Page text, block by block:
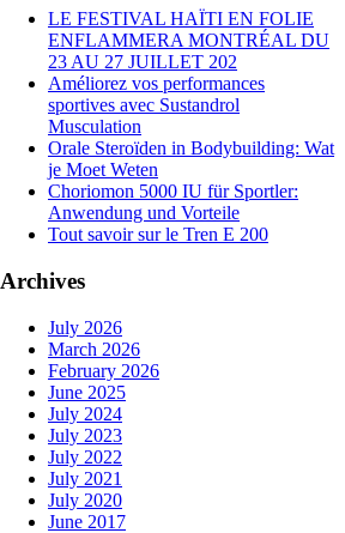
LE FESTIVAL HAÏTI EN FOLIE
ENFLAMMERA MONTRÉAL DU
23 AU 27 JUILLET 202
Améliorez vos performances
sportives avec Sustandrol
Musculation
Orale Steroïden in Bodybuilding: Wat
je Moet Weten
Choriomon 5000 IU für Sportler:
Anwendung und Vorteile
Tout savoir sur le Tren E 200
Archives
July 2026
March 2026
February 2026
June 2025
July 2024
July 2023
July 2022
July 2021
July 2020
June 2017